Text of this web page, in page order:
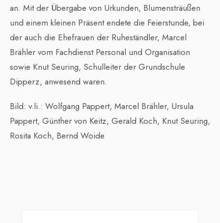
an. Mit der Übergabe von Urkunden, Blumensträußen
und einem kleinen Präsent endete die Feierstunde, bei
der auch die Ehefrauen der Ruheständler, Marcel
Brähler vom Fachdienst Personal und Organisation
sowie Knut Seuring, Schulleiter der Grundschule
Dipperz, anwesend waren.
Bild: v.li.: Wolfgang Pappert, Marcel Brähler, Ursula
Pappert, Günther von Keitz, Gerald Koch, Knut Seuring,
Rosita Koch, Bernd Woide